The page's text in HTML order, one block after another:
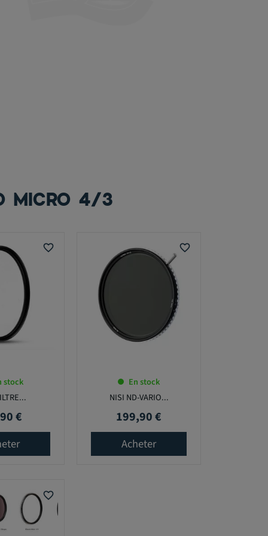
MICRO 4/3
favorite_border
stock
€
favorite_border
En stock
NISI ND-VARIO...
Prix
199,90 €
Acheter
favorite_border